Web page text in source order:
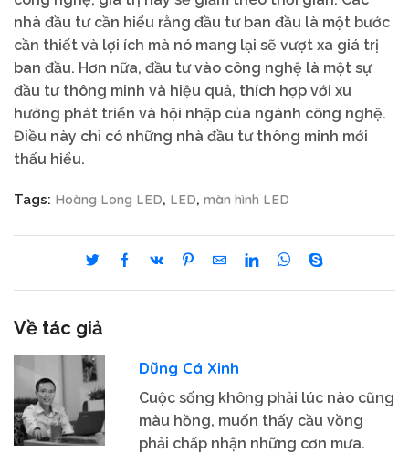
nhà đầu tư cần hiểu rằng đầu tư ban đầu là một bước
cần thiết và lợi ích mà nó mang lại sẽ vượt xa giá trị
ban đầu. Hơn nữa, đầu tư vào công nghệ là một sự
đầu tư thông minh và hiệu quả, thích hợp với xu
hướng phát triển và hội nhập của ngành công nghệ.
Điều này chỉ có những nhà đầu tư thông minh mới
thấu hiểu.
Tags: Hoàng Long LED, LED, màn hình LED
Về tác giả
Dũng Cá Xinh
Cuộc sống không phải lúc nào cũng
màu hồng, muốn thấy cầu vồng
phải chấp nhận những cơn mưa.